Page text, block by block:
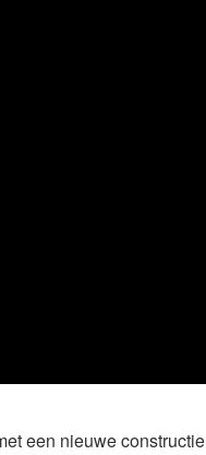
een nieuwe constructie